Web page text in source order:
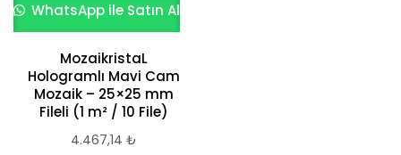
WhatsApp ile Satın Al
MozaikristaL
Hologramlı Mavi Cam
Mozaik – 25×25 mm
Fileli (1 m² / 10 File)
4.467,14 ₺